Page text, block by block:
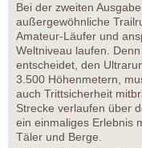
Bei der zweiten
außergewöhnliche
Amateur-Läufer und
Weltniveau laufen.
entscheidet, den
3.500 Höhenmetern,
auch Trittsicherheit
Strecke verlaufen über
ein einmaliges Erlebnis
Täler und Berge.